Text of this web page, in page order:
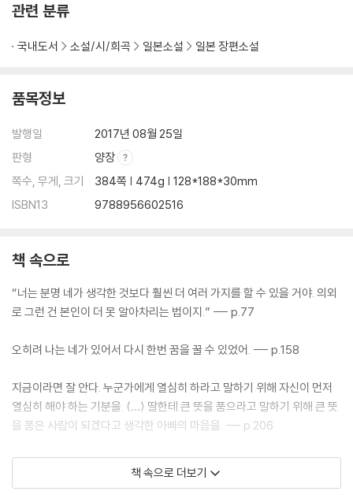
관련 분류
국내도서 소설/시/희곡 일본소설 일본 장편소설
품목정보
발행일
2017년 08월 25일
판형
양장
쪽수, 무게, 크기
384쪽 | 474g | 128*188*30mm
ISBN13
9788956602516
책 속으로
“너는 분명 네가 생각한 것보다 훨씬 더 여러 가지를 할 수 있을 거야. 의외
로 그런 건 본인이 더 못 알아차리는 법이지.” --- p.77
오히려 나는 네가 있어서 다시 한번 꿈을 꿀 수 있었어. --- p.158
지금이라면 잘 안다. 누군가에게 열심히 하라고 말하기 위해 자신이 먼저
열심히 해야 하는 기분을. (…) 딸한테 큰 뜻을 품으라고 말하기 위해 큰 뜻
을 품은 사람이 되겠다고 생각한 아빠의 마음을. --- p.206
어느 날, 이 학교 옥상에서 모든 것이 시작되었다. 포기하는 법 없이 그는
몇 번이고 손을 내밀었다. --- p.275
책 속으로 더보기